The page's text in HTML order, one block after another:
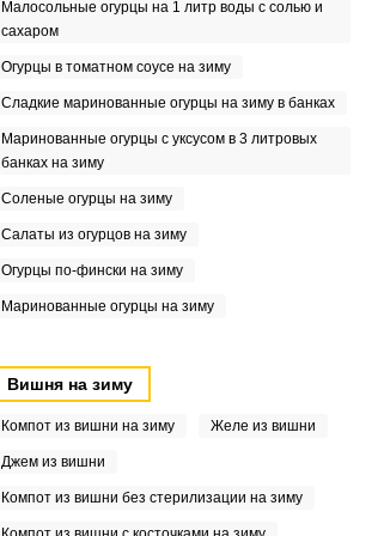
Малосольные огурцы на 1 литр воды с солью и
сахаром
Огурцы в томатном соусе на зиму
Сладкие маринованные огурцы на зиму в банках
Маринованные огурцы с уксусом в 3 литровых
банках на зиму
Соленые огурцы на зиму
Салаты из огурцов на зиму
Огурцы по-фински на зиму
Маринованные огурцы на зиму
Вишня на зиму
Компот из вишни на зиму Желе из вишни
Джем из вишни
Компот из вишни без стерилизации на зиму